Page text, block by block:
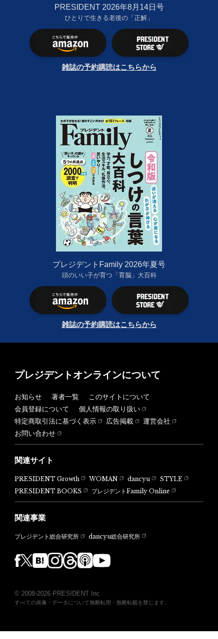
PRESIDENT 2026年8月14日号
ひとりで生きる老後の「正解」
雑誌の予約購読はこちらから
プレジデントFamily 2026年夏号
頭のいい子が育つ「育脳」大百科
雑誌の予約購読はこちらから
プレジデントオンラインについて
お知らせ 著者一覧
このサイトについて
会員登録について
個人情報の取り扱い
特定商取引法に基づく表示
広告掲載
運営会社
お問い合わせ
関連サイト
PRESIDENT Growth WOMAN dancyu
STYLE
PRESIDENT BOOKS
プレジデントFamily Online
関連事業
プレジデント総合研究所 dancyu総合研究所
© 2008-2026 PRESIDENT Inc.
すべての画像・データについて無断転用・無断転載を禁じます。